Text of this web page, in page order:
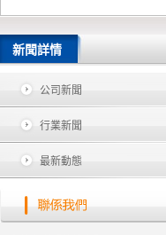
新聞詳情
公司新聞
行業新聞
最新動態